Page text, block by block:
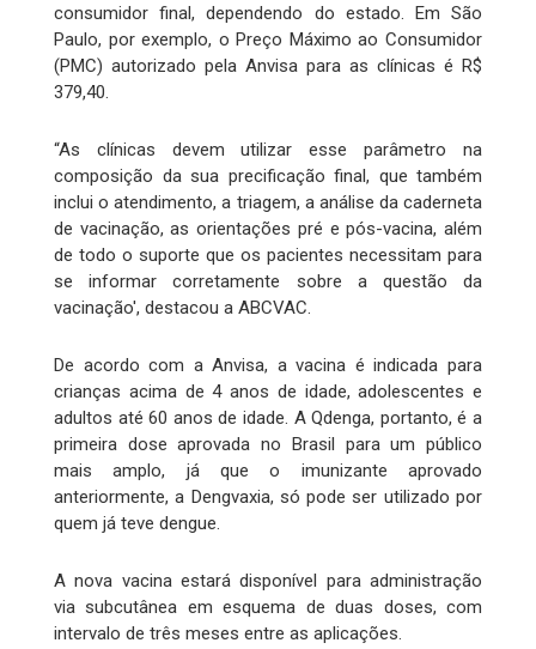
consumidor final, dependendo do estado. Em São
Paulo, por exemplo, o Preço Máximo ao Consumidor
(PMC) autorizado pela Anvisa para as clínicas é R$
379,40.
“As clínicas devem utilizar esse parâmetro na
composição da sua precificação final, que também
inclui o atendimento, a triagem, a análise da caderneta
de vacinação, as orientações pré e pós-vacina, além
de todo o suporte que os pacientes necessitam para
se informar corretamente sobre a questão da
vacinação', destacou a ABCVAC.
De acordo com a Anvisa, a vacina é indicada para
crianças acima de 4 anos de idade, adolescentes e
adultos até 60 anos de idade. A Qdenga, portanto, é a
primeira dose aprovada no Brasil para um público
mais amplo, já que o imunizante aprovado
anteriormente, a Dengvaxia, só pode ser utilizado por
quem já teve dengue.
A nova vacina estará disponível para administração
via subcutânea em esquema de duas doses, com
intervalo de três meses entre as aplicações.